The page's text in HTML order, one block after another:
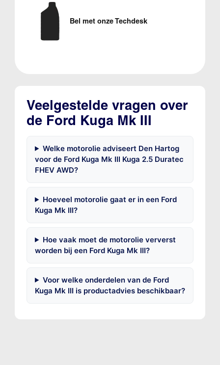
Bel met onze Techdesk
Veelgestelde vragen over
de Ford Kuga Mk III
Welke motorolie adviseert Den Hartog
voor de Ford Kuga Mk III Kuga 2.5 Duratec
FHEV AWD?
Hoeveel motorolie gaat er in een Ford
Kuga Mk III?
Hoe vaak moet de motorolie ververst
worden bij een Ford Kuga Mk III?
Voor welke onderdelen van de Ford
Kuga Mk III is productadvies beschikbaar?